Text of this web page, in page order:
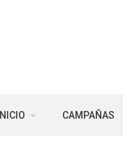
INICIO CAMPAÑAS